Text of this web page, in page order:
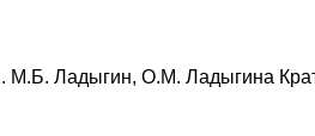
М.Б. Ладыгин, О.М. Ладыгина